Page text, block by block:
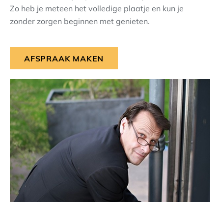
Zo heb je meteen het volledige plaatje en kun je
zonder zorgen beginnen met genieten.
AFSPRAAK MAKEN